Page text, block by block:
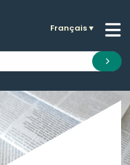
Français▼